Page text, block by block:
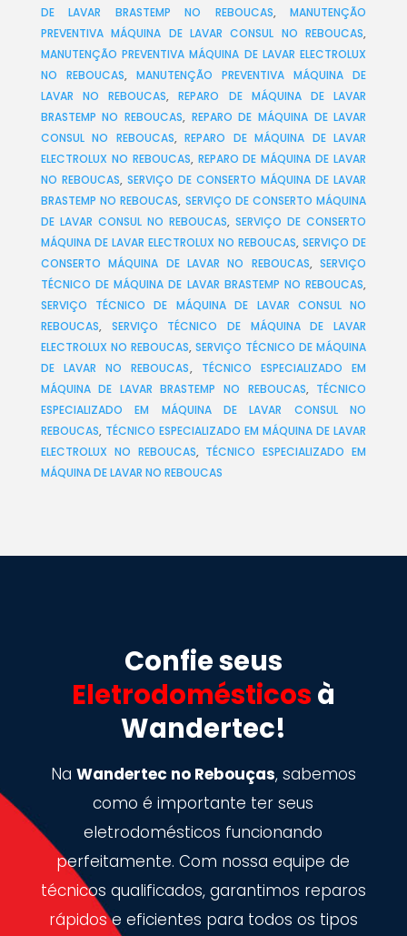
DE LAVAR BRASTEMP NO REBOUCAS,MANUTENÇÃO
PREVENTIVA MÁQUINA DE LAVAR CONSUL NO REBOUCAS,
MANUTENÇÃO PREVENTIVA MÁQUINA DE LAVAR ELECTROLUX
NO REBOUCAS, MANUTENÇÃO PREVENTIVA MÁQUINA DE
LAVAR NO REBOUCAS,REPARO DE MÁQUINA DE LAVAR
BRASTEMP NO REBOUCAS, REPARO DE MÁQUINA DE LAVAR
CONSUL NO REBOUCAS,REPARO DE MÁQUINA DE LAVAR
ELECTROLUX NO REBOUCAS, REPARO DE MÁQUINA DE LAVAR
NO REBOUCAS, SERVIÇO DE CONSERTO MÁQUINA DE LAVAR
BRASTEMP NO REBOUCAS, SERVIÇO DE CONSERTO MÁQUINA
DE LAVAR CONSUL NO REBOUCAS,SERVIÇO DE CONSERTO
MÁQUINA DE LAVAR ELECTROLUX NO REBOUCAS,SERVIÇO DE
CONSERTO MÁQUINA DE LAVAR NO REBOUCAS,SERVIÇO
TÉCNICO DE MÁQUINA DE LAVAR BRASTEMP NO REBOUCAS,
SERVIÇO TÉCNICO DE MÁQUINA DE LAVAR CONSUL NO
REBOUCAS, SERVIÇO TÉCNICO DE MÁQUINA DE LAVAR
ELECTROLUX NO REBOUCAS,SERVIÇO TÉCNICO DE MÁQUINA
DE LAVAR NO REBOUCAS, TÉCNICO ESPECIALIZADO EM
MÁQUINA DE LAVAR BRASTEMP NO REBOUCAS, TÉCNICO
ESPECIALIZADO EM MÁQUINA DE LAVAR CONSUL NO
REBOUCAS, TÉCNICO ESPECIALIZADO EM MÁQUINA DE LAVAR
ELECTROLUX NO REBOUCAS, TÉCNICO ESPECIALIZADO EM
MÁQUINA DE LAVAR NO REBOUCAS
Confie seus
Eletrodomésticos à
Wandertec!
Na Wandertec no Rebouças, sabemos
como é importante ter seus
eletrodomésticos funcionando
perfeitamente. Com nossa equipe de
técnicos qualificados, garantimos reparos
rápidos e eficientes para todos os tipos